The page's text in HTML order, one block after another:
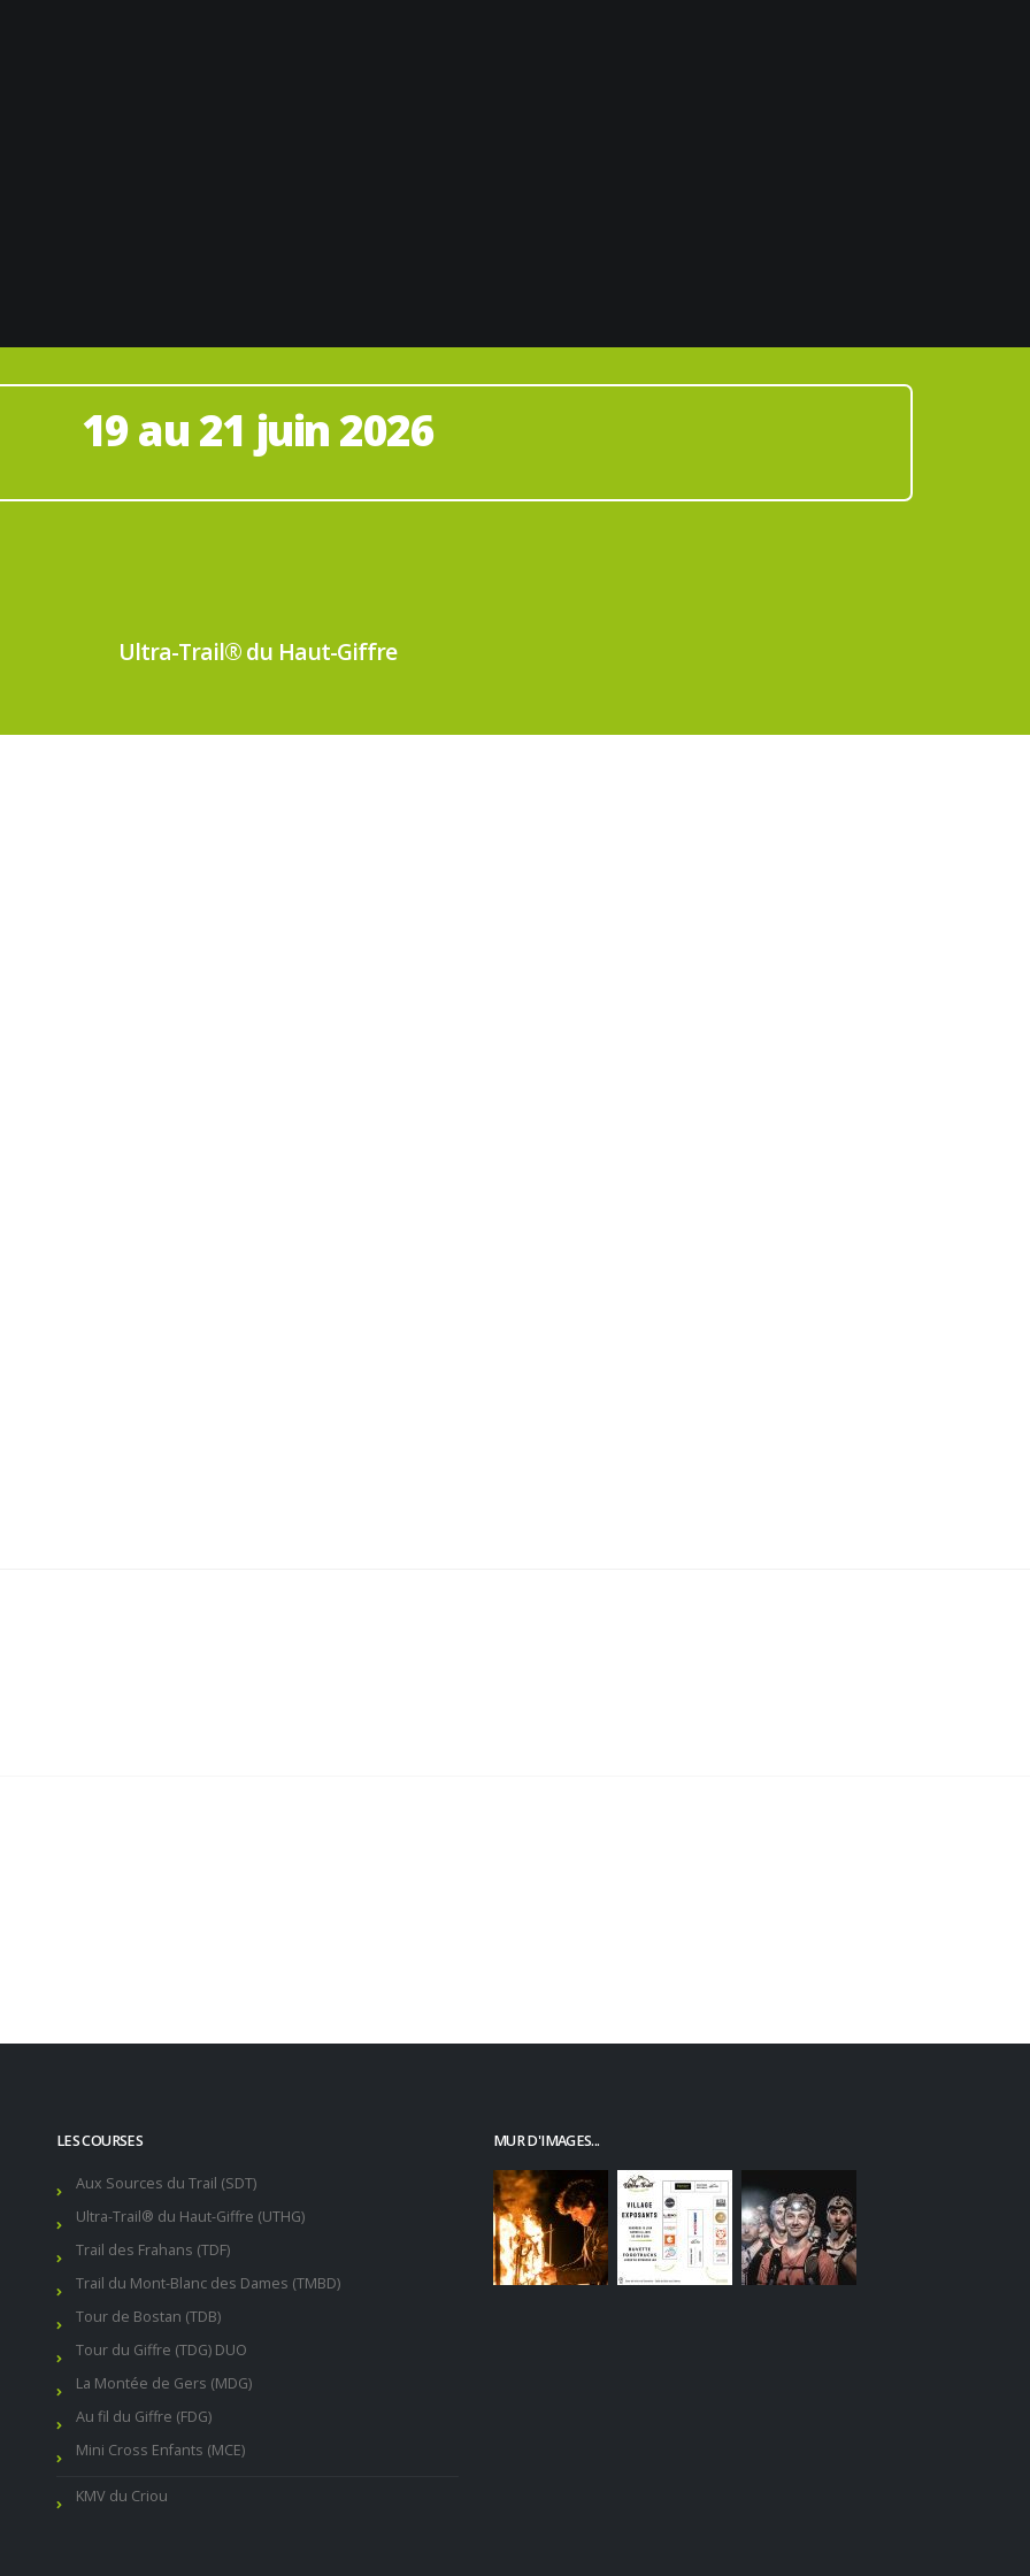
19 au 21 juin 2026
Ultra-Trail® du Haut-Giffre
LES COURSES
Aux Sources du Trail (SDT)
Ultra-Trail® du Haut-Giffre (UTHG)
Trail des Frahans (TDF)
Trail du Mont-Blanc des Dames (TMBD)
Tour de Bostan (TDB)
Tour du Giffre (TDG) DUO
La Montée de Gers (MDG)
Au fil du Giffre (FDG)
Mini Cross Enfants (MCE)
KMV du Criou
MUR D'IMAGES...